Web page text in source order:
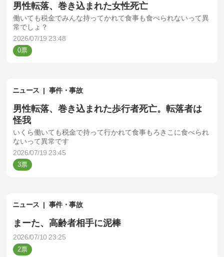
男性転落、巻き込まれた女性死亡
働いても税金でみんな持ってかれて食事も食べられないって異
常でしょ？
2026/07/19 23:48
0
ニュース 事件・事故
男性転落、巻き込まれた歩行者死亡。転落者は
怪我
いくら働いても税金で持って行かれて食事もろきこに食べられ
ないって異常です
2026/07/19 23:45
3
ニュース 事件・事故
まーた、高齢者相手に泥棒
2026/07/10 23:25
2